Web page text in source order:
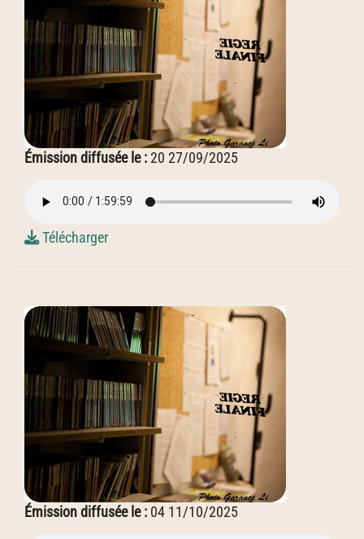
Émission diffusée le :20 27/09/2025
Télécharger
Émission diffusée le : 04 11/10/2025